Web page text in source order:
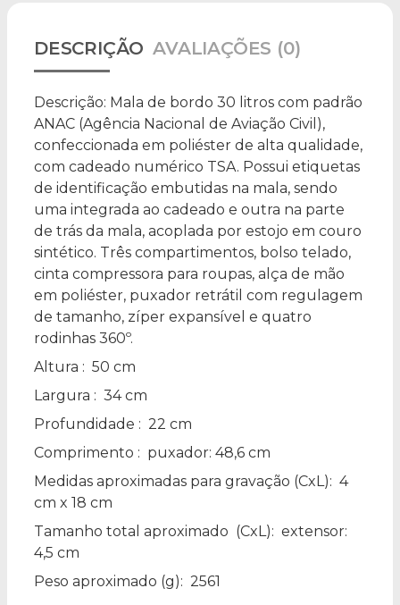
DESCRIÇÃO AVALIAÇÕES (0)
Descrição: Mala de bordo 30 litros com padrão
ANAC (Agência Nacional de Aviação Civil),
confeccionada em poliéster de alta qualidade,
com cadeado numérico TSA. Possui etiquetas
de identificação embutidas na mala, sendo
uma integrada ao cadeado e outra na parte
de trás da mala, acoplada por estojo em couro
sintético. Três compartimentos, bolso telado,
cinta compressora para roupas, alça de mão
em poliéster, puxador retrátil com regulagem
de tamanho, zíper expansível e quatro
rodinhas 360º.
Altura : 50 cm
Largura : 34 cm
Profundidade : 22 cm
Comprimento : puxador: 48,6 cm
Medidas aproximadas para gravação (CxL): 4
cm x 18 cm
Tamanho total aproximado (CxL): extensor:
4,5 cm
Peso aproximado (g): 2561